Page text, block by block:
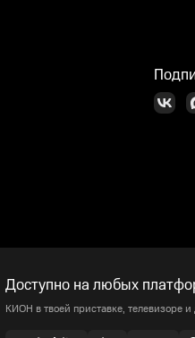
Доступно на любых
КИОН в твоей приставке, телевизоре и